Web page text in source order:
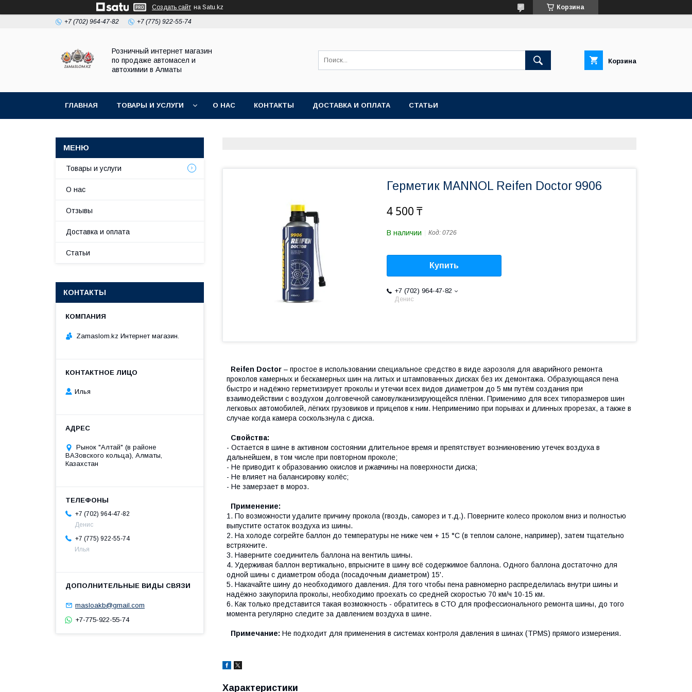
Создать сайт на Satu.kz Корзина
+7 (702) 964-47-82 +7 (775) 922-55-74
Розничный интернет магазин
по продаже автомасел и
автохимии в Алматы
Корзина
ГЛАВНАЯ ТОВАРЫ И УСЛУГИ О НАС КОНТАКТЫ ДОСТАВКА И ОПЛАТА СТАТЬИ
Герметик MANNOL Reifen Doctor 9906
4 500 ₸
В наличии Код: 0726
Купить
+7 (702) 964-47-82
Денис
Reifen Doctor – простое в использовании специальное средство в виде аэрозоля для аварийного ремонта
проколов камерных и бескамерных шин на литых и штампованных дисках без их демонтажа. Образующаяся пена
быстро и надёжно герметизирует проколы и утечки всех видов диаметром до 5 мм путём создания при
взаимодействии с воздухом долговечной самовулканизирующейся плёнки. Применимо для всех типоразмеров шин
легковых автомобилей, лёгких грузовиков и прицепов к ним. Неприменимо при порывах и длинных прорезах, а также в
случае когда камера соскользнула с диска.
Свойства:
- Остается в шине в активном состоянии длительное время и препятствует возникновению утечек воздуха в
дальнейшем, в том числе при повторном проколе;
- Не приводит к образованию окислов и ржавчины на поверхности диска;
- Не влияет на балансировку колёс;
- Не замерзает в мороз.
Применение:
1. По возможности удалите причину прокола (гвоздь, саморез и т.д.). Поверните колесо проколом вниз и полностью
выпустите остаток воздуха из шины.
2. На холоде согрейте баллон до температуры не ниже чем + 15 °C (в теплом салоне, например), затем тщательно
встряхните.
3. Наверните соединитель баллона на вентиль шины.
4. Удерживая баллон вертикально, впрысните в шину всё содержимое баллона. Одного баллона достаточно для
одной шины с диаметром обода (посадочным диаметром) 15'.
5. Накачайте шину до необходимого давления. Для того чтобы пена равномерно распределилась внутри шины и
надёжно закупорила проколы, необходимо проехать со средней скоростью 70 км/ч 10-15 км.
6. Как только представится такая возможность - обратитесь в СТО для профессионального ремонта шины, до того
момента регулярно следите за давлением воздуха в шине.
Примечание: Не подходит для применения в системах контроля давления в шинах (TPMS) прямого измерения.
Характеристики
Товары и услуги
О нас
Отзывы
Доставка и оплата
Статьи
КОНТАКТЫ
Zamaslom.kz Интернет магазин.
Илья
Рынок "Алтай" (в районе
ВАЗовского кольца), Алматы,
Казахстан
+7 (702) 964-47-82
Денис
+7 (775) 922-55-74
Илья
masloakb@gmail.com
+7-775-922-55-74